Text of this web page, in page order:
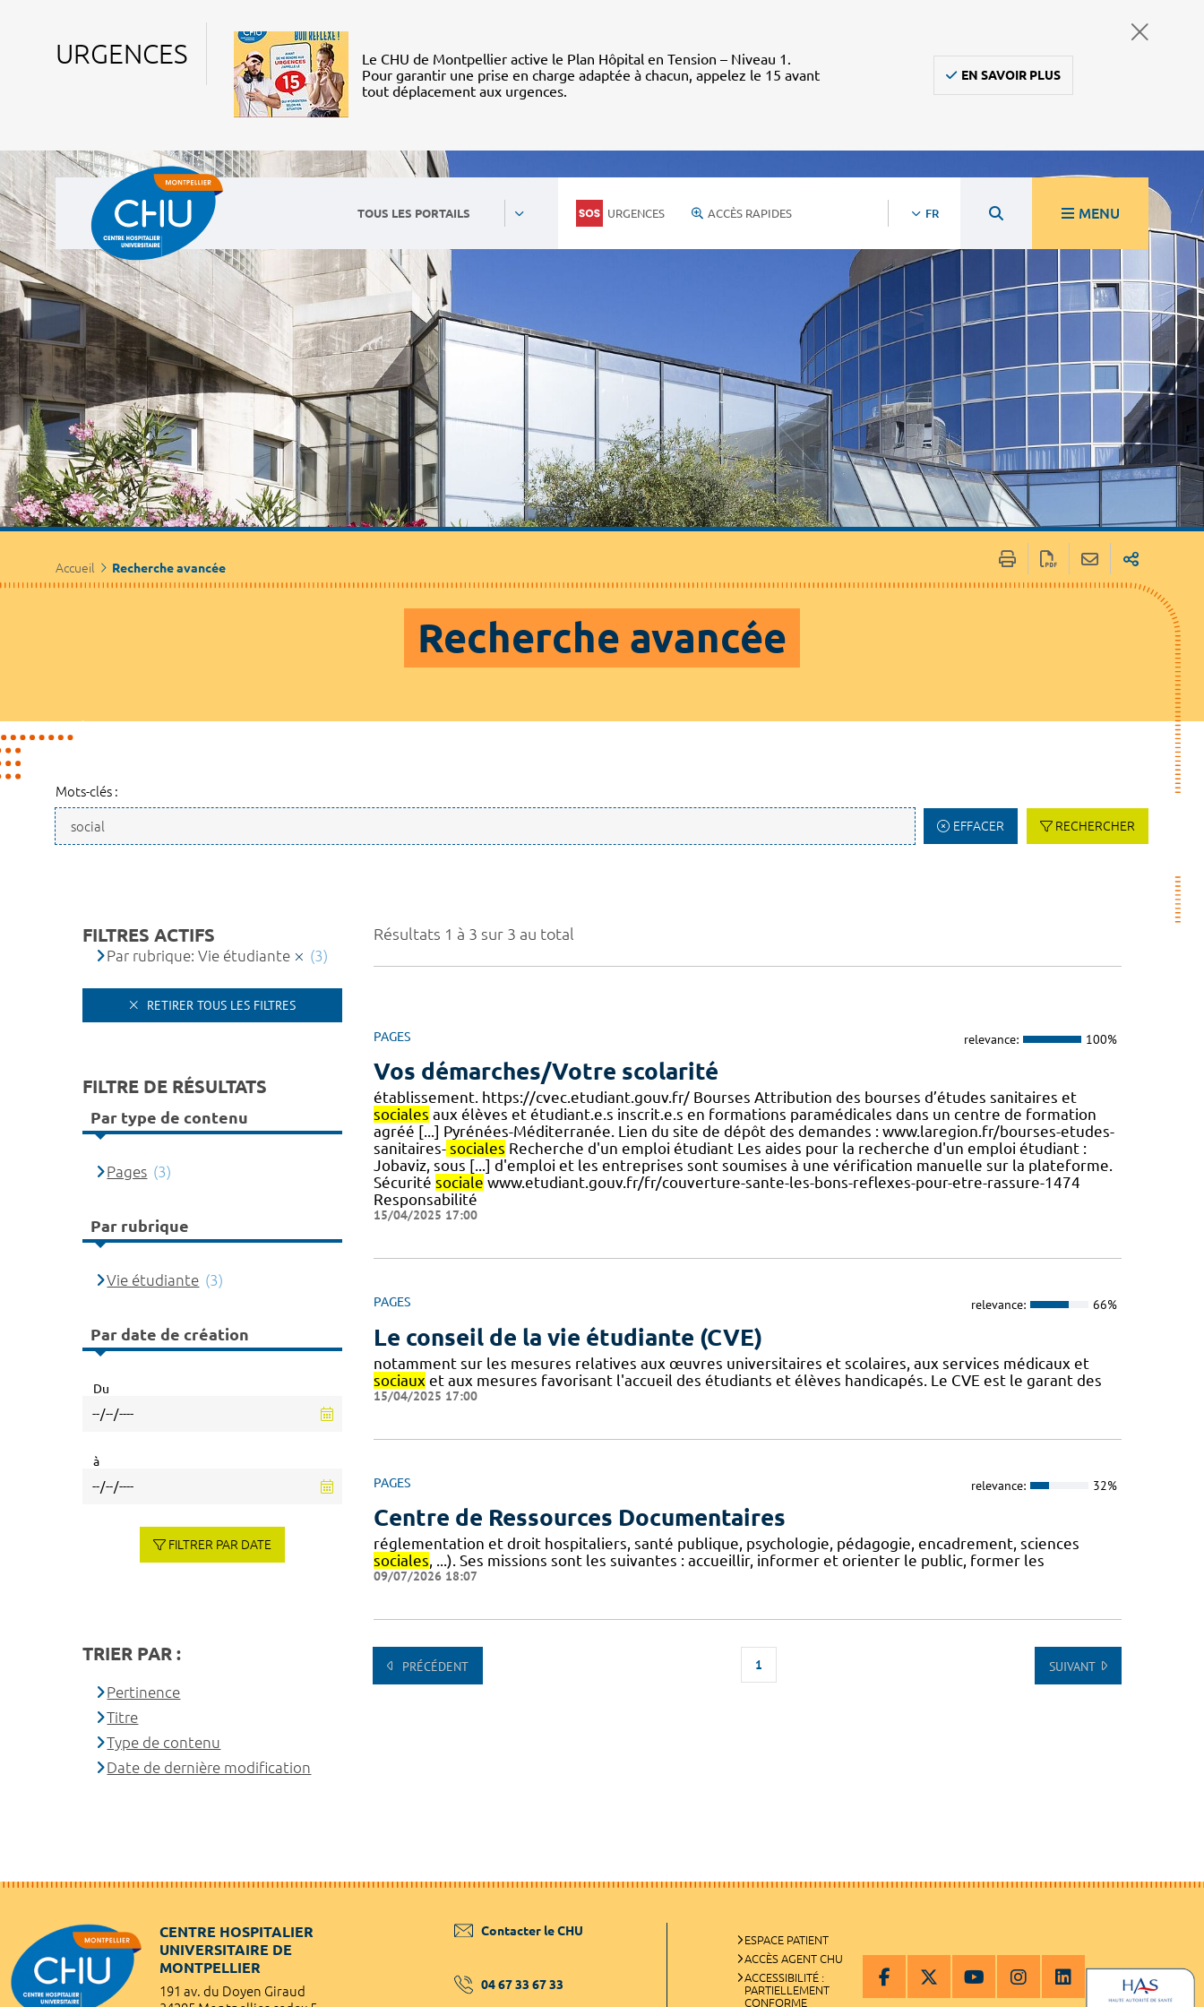
URGENCES
Le CHU de Montpellier active le Plan Hôpital en Tension – Niveau 1.
Pour garantir une prise en charge adaptée à chacun, appelez le 15 avant
tout déplacement aux urgences.
EN SAVOIR PLUS
TOUS LES PORTAILS URGENCES ACCÈS RAPIDES FR MENU
Accueil Recherche avancée
Recherche avancée
Mots-clés :
EFFACER RECHERCHER
Résultats 1 à 3 sur 3 au total
PAGES relevance: 100%
Vos démarches/Votre scolarité
établissement. https://cvec.etudiant.gouv.fr/ Bourses Attribution des bourses d’études sanitaires et
sociales aux élèves et étudiant.e.s inscrit.e.s en formations paramédicales dans un centre de formation
agréé [...] Pyrénées-Méditerranée. Lien du site de dépôt des demandes : www.laregion.fr/bourses-etudes-
sanitaires- sociales Recherche d'un emploi étudiant Les aides pour la recherche d'un emploi étudiant :
Jobaviz, sous [...] d'emploi et les entreprises sont soumises à une vérification manuelle sur la plateforme.
Sécurité sociale www.etudiant.gouv.fr/fr/couverture-sante-les-bons-reflexes-pour-etre-rassure-1474
Responsabilité
15/04/2025 17:00
PAGES relevance: 66%
Le conseil de la vie étudiante (CVE)
notamment sur les mesures relatives aux œuvres universitaires et scolaires, aux services médicaux et
sociaux et aux mesures favorisant l'accueil des étudiants et élèves handicapés. Le CVE est le garant des
15/04/2025 17:00
PAGES relevance: 32%
Centre de Ressources Documentaires
réglementation et droit hospitaliers, santé publique, psychologie, pédagogie, encadrement, sciences
sociales, ...). Ses missions sont les suivantes : accueillir, informer et orienter le public, former les
09/07/2026 18:07
PRÉCÉDENT 1 SUIVANT
FILTRES ACTIFS
Par rubrique: Vie étudiante (3)
RETIRER TOUS LES FILTRES
FILTRE DE RÉSULTATS
Par type de contenu
Pages (3)
Par rubrique
Vie étudiante (3)
Par date de création
Du
à
FILTRER PAR DATE
TRIER PAR :
Pertinence
Titre
Type de contenu
Date de dernière modification
CENTRE HOSPITALIER
UNIVERSITAIRE DE
MONTPELLIER
191 av. du Doyen Giraud
Contacter le CHU
04 67 33 67 33
ESPACE PATIENT
ACCÈS AGENT CHU
ACCESSIBILITÉ :
PARTIELLEMENT
CONFORME